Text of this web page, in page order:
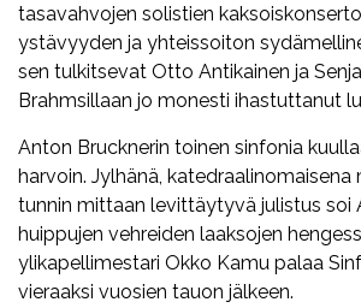
tasavahvojen solistien
ystävyyden ja yhteissoiton
sen tulkitsevat Otto Antikainen ja
Brahmsillaan jo monesti ihastuttanut
Anton Brucknerin toinen sinfonia
harvoin. Jylhänä,
tunnin mittaan levittäytyvä julistus soi
huippujen vehreiden laaksojen
ylikapellimestari Okko Kamu palaa
vieraaksi vuosien tauon jälkeen.